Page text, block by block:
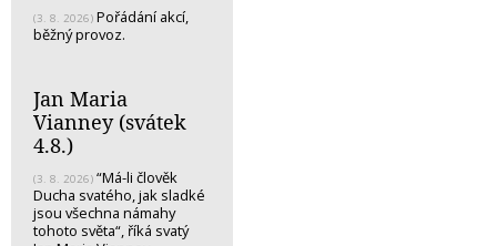
(3. 8. 2026) Pořádání akcí,
běžný provoz.
Jan Maria
Vianney (svátek
4.8.)
(3. 8. 2026) “Má-li člověk
Ducha svatého, jak sladké
jsou všechna námahy
tohoto světa“, říká svatý